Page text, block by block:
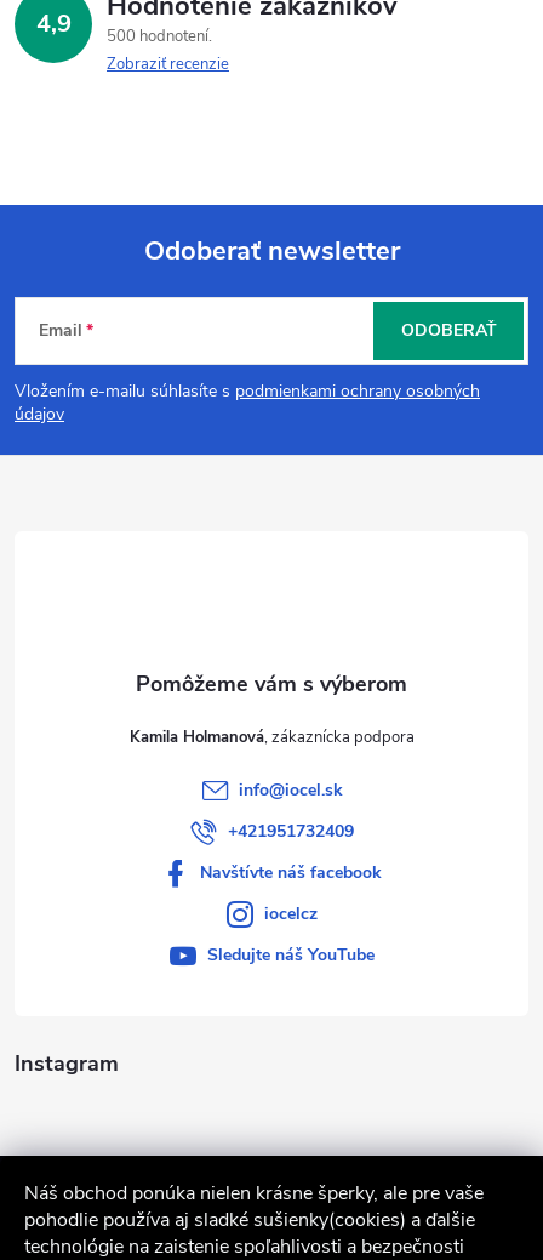
Náš obchod ponúka nielen krásne šperky, ale pre vaše
pohodlie používa aj sladké sušienky(cookies) a ďalšie
technológie na zaistenie spoľahlivosti a bezpečnosti
4,9
500 hodnotení
Zobraziť recenzie
Z
á
p
Odoberať newsletter
Email
Vložením e-mailu súhlasíte s podmienkami ochrany osobných
údajov
ODOBERAŤ
Instagram
Kamila Holmanová
info@iocel.sk
+421951732409
Navštívte náš facebook
iocelcz
Sledujte náš YouTube